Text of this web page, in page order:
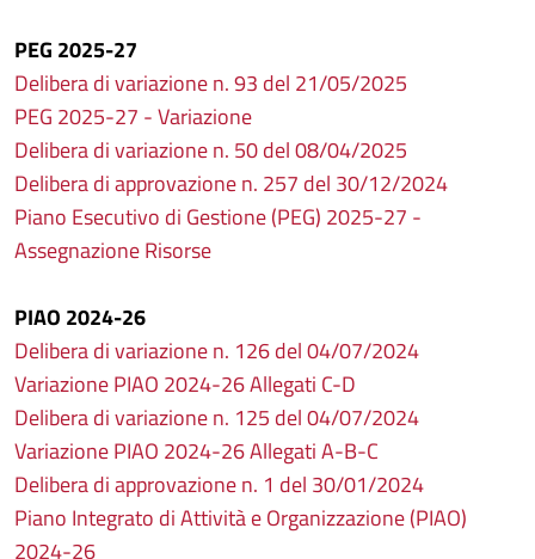
PEG 2025-27
Delibera di variazione n. 93 del 21/05/2025
PEG 2025-27 - Variazione
Delibera di variazione n. 50 del 08/04/2025
Delibera di approvazione n. 257 del 30/12/2024
Piano Esecutivo di Gestione (PEG) 2025-27 -
Assegnazione Risorse
PIAO 2024-26
Delibera di variazione n. 126 del 04/07/2024
Variazione PIAO 2024-26 Allegati C-D
Delibera di variazione n. 125 del 04/07/2024
Variazione PIAO 2024-26 Allegati A-B-C
Delibera di approvazione n. 1 del 30/01/2024
Piano Integrato di Attività e Organizzazione (PIAO)
2024-26